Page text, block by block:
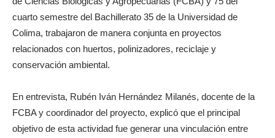
cuarto semestre del Bachillerato 35 de la Universidad de
Colima, trabajaron de manera conjunta en proyectos
relacionados con huertos, polinizadores, reciclaje y
conservación ambiental.
En entrevista, Rubén Iván Hernández Milanés, docente de la
FCBA y coordinador del proyecto, explicó que el principal
objetivo de esta actividad fue generar una vinculación entre